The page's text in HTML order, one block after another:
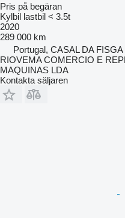
Pris på begäran
Kylbil lastbil < 3.5t
2020
289 000 km
Portugal, CASAL DA
RIOVEMA COMERCIO E
MAQUINAS LDA
Kontakta säljaren